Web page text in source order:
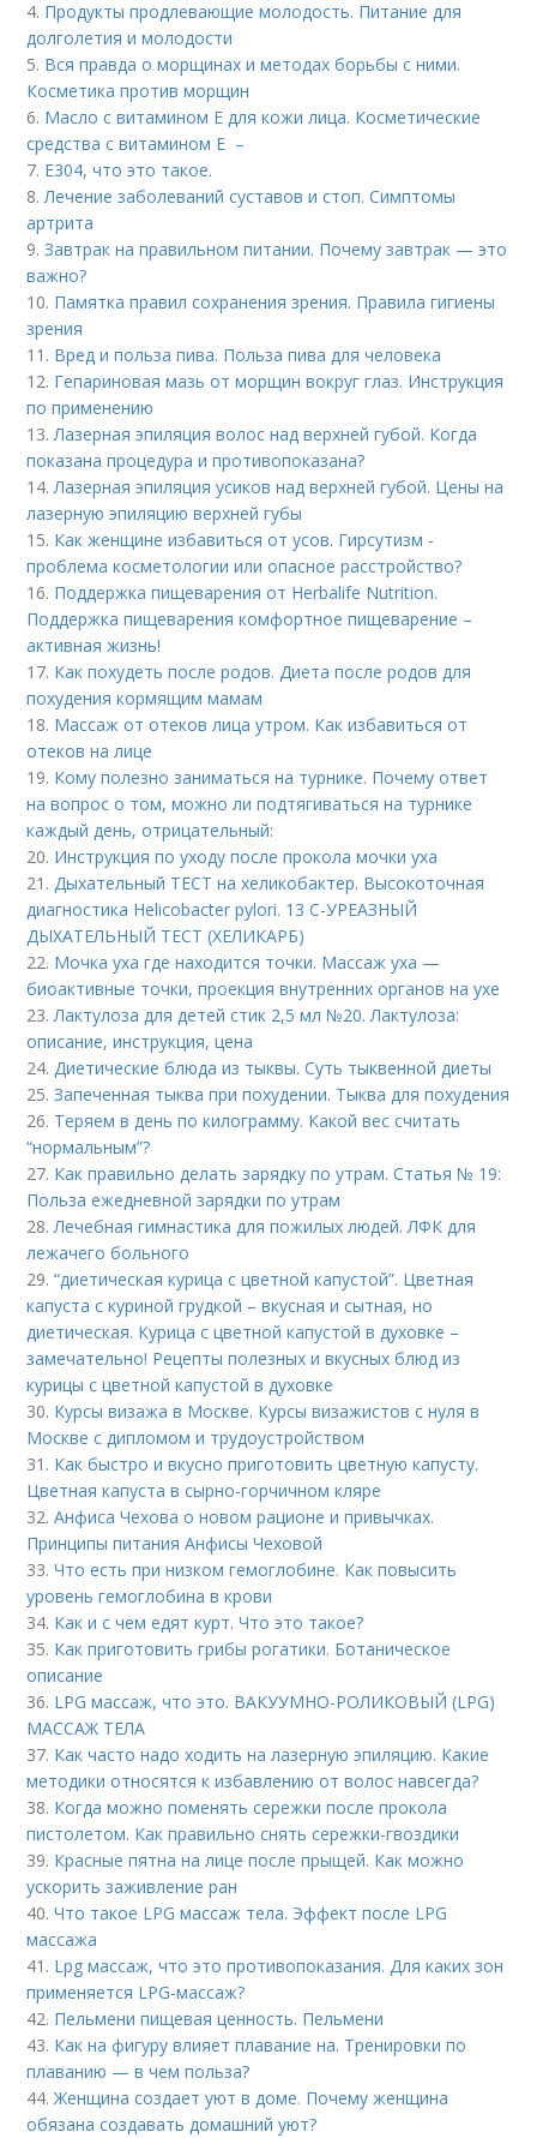
4. Продукты продлевающие молодость. Питание для
долголетия и молодости
5. Вся правда о морщинах и методах борьбы с ними.
Косметика против морщин
6. Масло с витамином Е для кожи лица. Косметические
средства с витамином Е –
7. Е304, что это такое.
8.Лечение заболеваний суставов и стоп. Симптомы
артрита
9.Завтрак на правильном питании. Почему завтрак — это
важно?
10. Памятка правил сохранения зрения. Правила гигиены
зрения
11. Вред и польза пива. Польза пива для человека
12. Гепариновая мазь от морщин вокруг глаз. Инструкция
по применению
13.Лазерная эпиляция волос над верхней губой. Когда
показана процедура и противопоказана?
14.Лазерная эпиляция усиков над верхней губой. Цены на
лазерную эпиляцию верхней губы
15. Как женщине избавиться от усов. Гирсутизм -
проблема косметологии или опасное расстройство?
16. Поддержка пищеварения от Herbalife Nutrition.
Поддержка пищеварения комфортное пищеварение –
активная жизнь!
17. Как похудеть после родов. Диета после родов для
похудения кормящим мамам
18. Массаж от отеков лица утром. Как избавиться от
отеков на лице
19. Кому полезно заниматься на турнике. Почему ответ
на вопрос о том, можно ли подтягиваться на турнике
каждый день, отрицательный:
20. Инструкция по уходу после прокола мочки уха
21.Дыхательный ТЕСТ на хеликобактер. Высокоточная
диагностика Helicobacter pylori. 13 C-УРЕАЗНЫЙ
ДЫХАТЕЛЬНЫЙ ТЕСТ (ХЕЛИКАРБ)
22. Мочка уха где находится точки. Массаж уха —
биоактивные точки, проекция внутренних органов на ухе
23.Лактулоза для детей стик 2,5 мл №20. Лактулоза:
описание, инструкция, цена
24.Диетические блюда из тыквы. Суть тыквенной диеты
25.Запеченная тыква при похудении. Тыква для похудения
26. Теряем в день по килограмму. Какой вес считать
“нормальным”?
27. Как правильно делать зарядку по утрам. Статья № 19:
Польза ежедневной зарядки по утрам
28.Лечебная гимнастика для пожилых людей. ЛФК для
лежачего больного
29.“диетическая курица с цветной капустой”. Цветная
капуста с куриной грудкой – вкусная и сытная, но
диетическая. Курица с цветной капустой в духовке –
замечательно! Рецепты полезных и вкусных блюд из
курицы с цветной капустой в духовке
30. Курсы визажа в Москве. Курсы визажистов с нуля в
Москве с дипломом и трудоустройством
31. Как быстро и вкусно приготовить цветную капусту.
Цветная капуста в сырно-горчичном кляре
32.Анфиса Чехова о новом рационе и привычках.
Принципы питания Анфисы Чеховой
33.Что есть при низком гемоглобине. Как повысить
уровень гемоглобина в крови
34. Как и с чем едят курт. Что это такое?
35. Как приготовить грибы рогатики. Ботаническое
описание
36. LPG массаж, что это. ВАКУУМНО-РОЛИКОВЫЙ (LPG)
МАССАЖ ТЕЛА
37. Как часто надо ходить на лазерную эпиляцию. Какие
методики относятся к избавлению от волос навсегда?
38. Когда можно поменять сережки после прокола
пистолетом. Как правильно снять сережки-гвоздики
39. Красные пятна на лице после прыщей. Как можно
ускорить заживление ран
40.Что такое LPG массаж тела. Эффект после LPG
массажа
41. Lpg массаж, что это противопоказания. Для каких зон
применяется LPG-массаж?
42. Пельмени пищевая ценность. Пельмени
43. Как на фигуру влияет плавание на. Тренировки по
плаванию — в чем польза?
44.Женщина создает уют в доме. Почему женщина
обязана создавать домашний уют?